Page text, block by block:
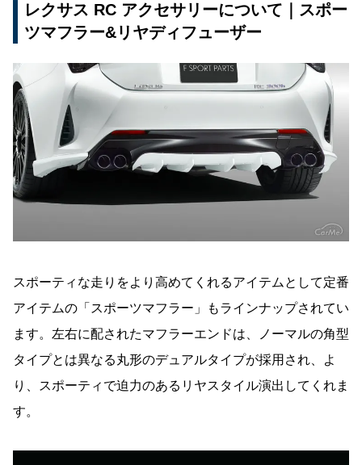
レクサス RC アクセサリーについて｜スポー
ツマフラー&リヤディフューザー
スポーティな走りをより高めてくれるアイテムとして定番
アイテムの「スポーツマフラー」もラインナップされてい
ます。左右に配されたマフラーエンドは、ノーマルの角型
タイプとは異なる丸形のデュアルタイプが採用され、よ
り、スポーティで迫力のあるリヤスタイル演出してくれま
す。